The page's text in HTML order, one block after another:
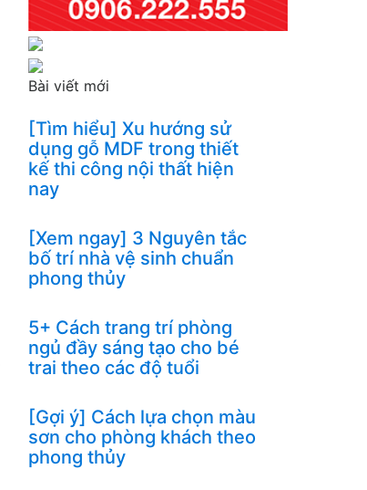
Bài viết mới
[Tìm hiểu] Xu hướng sử
dụng gỗ MDF trong thiết
kế thi công nội thất hiện
nay
[Xem ngay] 3 Nguyên tắc
bố trí nhà vệ sinh chuẩn
phong thủy
5+ Cách trang trí phòng
ngủ đầy sáng tạo cho bé
trai theo các độ tuổi
[Gợi ý] Cách lựa chọn màu
sơn cho phòng khách theo
phong thủy